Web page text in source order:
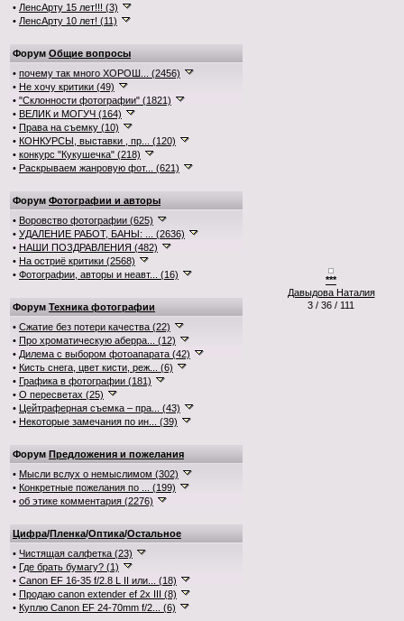
• ЛенсАрту 15 лет!!! (3)
• ЛенсАрту 10 лет! (11)
Форум Общие вопросы
• почему так много ХОРОШ... (2456)
• Не хочу критики (49)
• "Склонности фотографии" (1821)
• ВЕЛИК и МОГУЧ (164)
• Права на съемку (10)
• КОНКУРСЫ, выставки , пр... (120)
• конкурс "Кукушечка" (218)
• Раскрываем жанровую фот... (621)
Форум Фотографии и авторы
• Воровство фотографии (625)
• УДАЛЕНИЕ РАБОТ, БАНЫ: ... (2636)
• НАШИ ПОЗДРАВЛЕНИЯ (482)
• На остриё критики (2568)
• Фотографии, авторы и неавт... (16)
Форум Техника фотографии
• Сжатие без потери качества (22)
• Про хроматическую аберра... (12)
• Дилема с выбором фотоапарата (42)
• Кисть снега, цвет кисти, реж... (6)
• Графика в фотографии (181)
• О пересветах (25)
• Цейтраферная съемка – пра... (43)
• Некоторые замечания по ин... (39)
Форум Предложения и пожелания
• Мысли вслух о немыслимом (302)
• Конкретные пожелания по ... (199)
• об этике комментария (2276)
Цифра/Пленка/Оптика/Остальное
• Чистящая салфетка (23)
• Где брать бумагу? (1)
• Canon EF 16-35 f/2.8 L II или... (18)
• Продаю canon extender ef 2x III (8)
• Куплю Canon EF 24-70mm f/2... (6)
***
Давыдова Наталия
3 / 36 / 111